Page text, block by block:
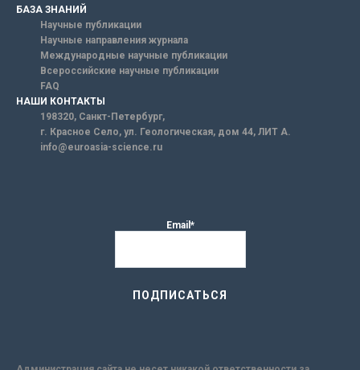
БАЗА ЗНАНИЙ
Научные публикации
Научные направления журнала
Международные научные публикации
Всероссийские научные публикации
FAQ
НАШИ КОНТАКТЫ
198320, Санкт-Петербург,
г. Красное Село, ул. Геологическая, дом 44, ЛИТ А.
info@euroasia-science.ru
Email*